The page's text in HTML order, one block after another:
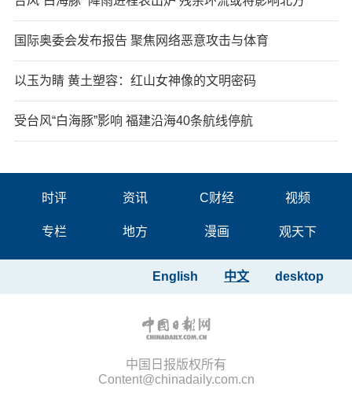
国际奥委会发布报告 聚焦网络恶意攻击与体育
以玉为睛 黄土塑容：红山女神像的文明密码
受台风“白海豚”影响 福建沿海40条航线停航
时评 资讯 C财经 视频
专栏 地方 漫画 观天下
desktop
中文
English
中国日报版权所有
Content@chinadaily.com.cn